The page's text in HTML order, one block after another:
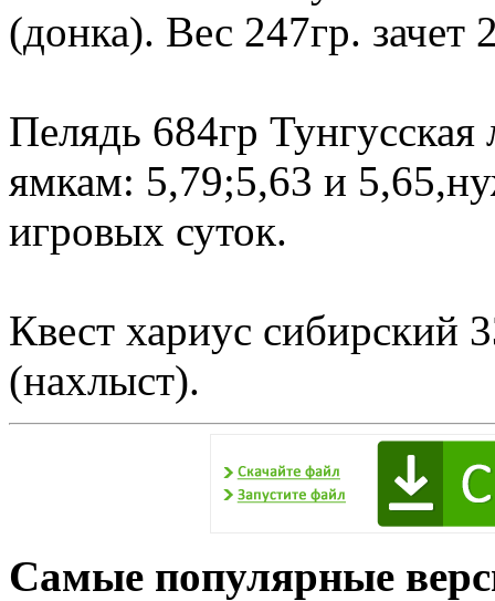
(донка). Вес 247гр. зачет
Пелядь 684гр
ямкам: 5,79;5,63 и
игровых суток.
Квест хариус сибирский
(нахлыст).
Самые популярные